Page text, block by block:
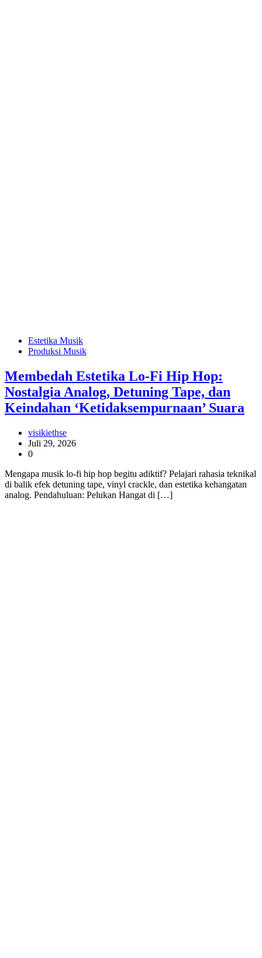
Estetika Musik
Produksi Musik
Membedah Estetika Lo-Fi Hip Hop:
Nostalgia Analog, Detuning Tape, dan
Keindahan ‘Ketidaksempurnaan’ Suara
visikiethse
Juli 29, 2026
0
Mengapa musik lo-fi hip hop begitu adiktif? Pelajari rahasia teknikal
di balik efek detuning tape, vinyl crackle, dan estetika kehangatan
analog. Pendahuluan: Pelukan Hangat di […]